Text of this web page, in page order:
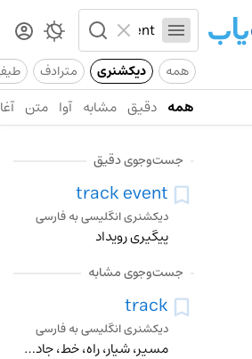
همه دیکشنری مترادف
همه دقیق مشابه آوا متن
جست‌وجوی دقیق
track event
دیکشنری انگلیسی به فارسی
پیگیری رویداد
جست‌وجوی مشابه
track
دیکشنری انگلیسی به فارسی
مسیر، شیار، راه، خط، جاده، رد پا، زنجیر، خط راه آهن، لبه، تسلسل، توالی، خط اهن، باریکه، نشان، مسابقه دویدن، اثر، دنبال کردن، پیگردی کردن، ردپا را گرفتن، پی کردن